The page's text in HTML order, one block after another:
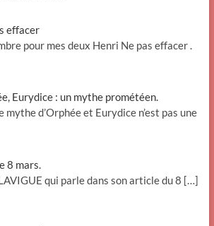
effacer
pour mes deux Henri Ne pas effacer .
Eurydice : un mythe prométéen.
mythe d’Orphée et Eurydice n’est pas une
8 mars.
qui parle dans son article du 8 […]